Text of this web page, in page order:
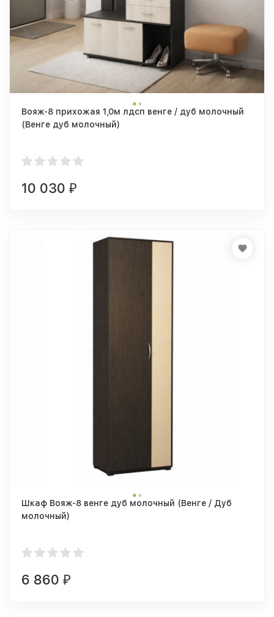
Вояж-8 прихожая 1,0м лдсп венге / дуб молочный
(Венге дуб молочный)
10 030 ₽
Шкаф Вояж-8 венге дуб молочный (Венге / Дуб
молочный)
6 860 ₽